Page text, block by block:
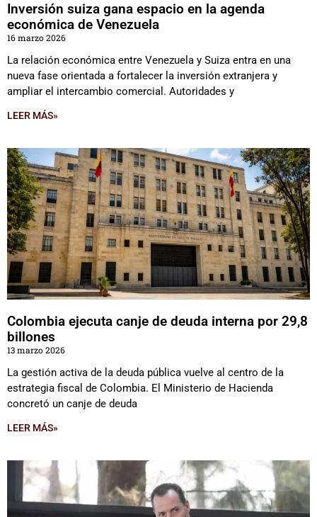
Inversión suiza gana espacio en la agenda
económica de Venezuela
16 marzo 2026
La relación económica entre Venezuela y Suiza entra en una
nueva fase orientada a fortalecer la inversión extranjera y
ampliar el intercambio comercial. Autoridades y
LEER MÁS»
Colombia ejecuta canje de deuda interna por 29,8
billones
13 marzo 2026
La gestión activa de la deuda pública vuelve al centro de la
estrategia fiscal de Colombia. El Ministerio de Hacienda
concretó un canje de deuda
LEER MÁS»